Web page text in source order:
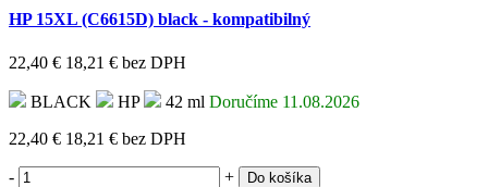
HP 15XL (C6615D) black - kompatibilný
22,40 € 18,21 € bez DPH
BLACK HP 42 ml Doručíme 11.08.2026
22,40 € 18,21 € bez DPH
- + Do košíka